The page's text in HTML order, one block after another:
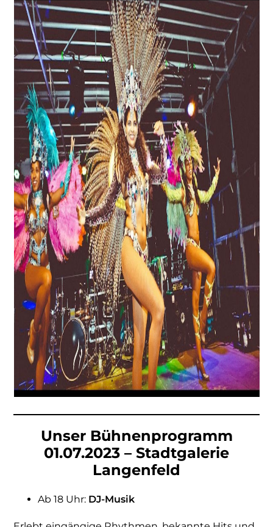
Unser Bühnenprogramm
01.07.2023 – Stadtgalerie
Langenfeld
Ab 18 Uhr: DJ-Musik